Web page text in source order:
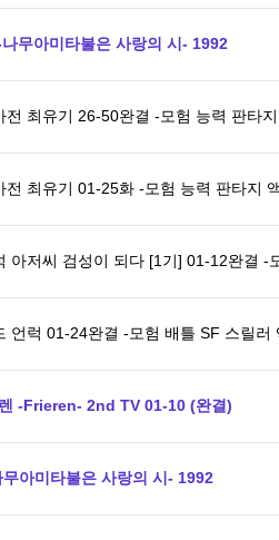
무아미타불은 사랑의 시- 1992
전 최유기 26-50완결 -모험 능력 판타
전 최유기 01-25화 -모험 능력 판타지
아저씨 검성이 되다 [1기] 01-12완결 -
언럭 01-24완결 -모험 배틀 SF 스릴러
-Frieren- 2nd TV 01-10 (완결)
아미타불은 사랑의 시- 1992